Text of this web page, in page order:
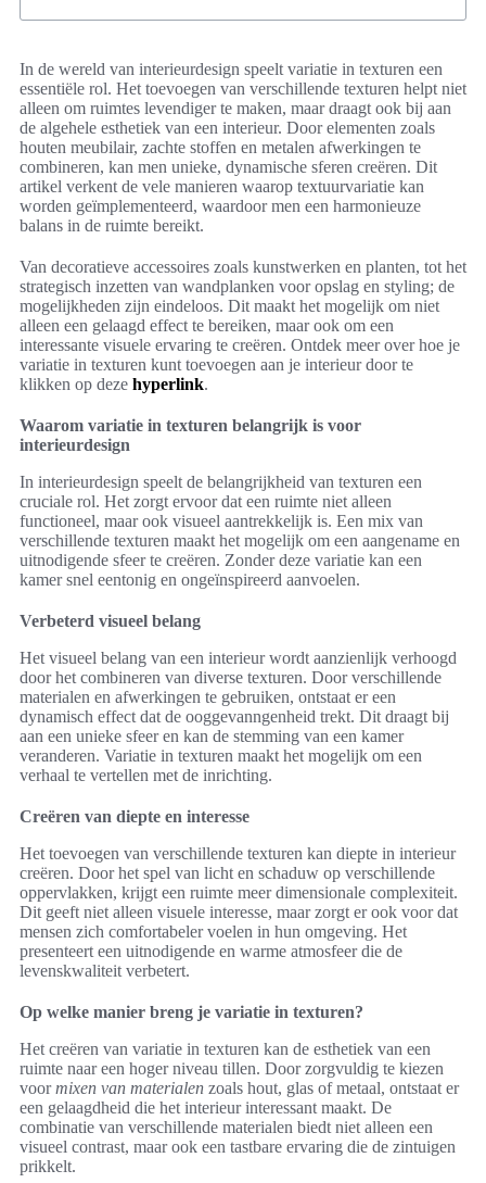
In de wereld van interieurdesign speelt variatie in texturen een
essentiële rol. Het toevoegen van verschillende texturen helpt niet
alleen om ruimtes levendiger te maken, maar draagt ook bij aan
de algehele esthetiek van een interieur. Door elementen zoals
houten meubilair, zachte stoffen en metalen afwerkingen te
combineren, kan men unieke, dynamische sferen creëren. Dit
artikel verkent de vele manieren waarop textuurvariatie kan
worden geïmplementeerd, waardoor men een harmonieuze
balans in de ruimte bereikt.
Van decoratieve accessoires zoals kunstwerken en planten, tot het
strategisch inzetten van wandplanken voor opslag en styling; de
mogelijkheden zijn eindeloos. Dit maakt het mogelijk om niet
alleen een gelaagd effect te bereiken, maar ook om een
interessante visuele ervaring te creëren. Ontdek meer over hoe je
variatie in texturen kunt toevoegen aan je interieur door te
klikken op deze hyperlink.
Waarom variatie in texturen belangrijk is voor
interieurdesign
In interieurdesign speelt de belangrijkheid van texturen een
cruciale rol. Het zorgt ervoor dat een ruimte niet alleen
functioneel, maar ook visueel aantrekkelijk is. Een mix van
verschillende texturen maakt het mogelijk om een aangename en
uitnodigende sfeer te creëren. Zonder deze variatie kan een
kamer snel eentonig en ongeïnspireerd aanvoelen.
Verbeterd visueel belang
Het visueel belang van een interieur wordt aanzienlijk verhoogd
door het combineren van diverse texturen. Door verschillende
materialen en afwerkingen te gebruiken, ontstaat er een
dynamisch effect dat de ooggevanngenheid trekt. Dit draagt bij
aan een unieke sfeer en kan de stemming van een kamer
veranderen. Variatie in texturen maakt het mogelijk om een
verhaal te vertellen met de inrichting.
Creëren van diepte en interesse
Het toevoegen van verschillende texturen kan diepte in interieur
creëren. Door het spel van licht en schaduw op verschillende
oppervlakken, krijgt een ruimte meer dimensionale complexiteit.
Dit geeft niet alleen visuele interesse, maar zorgt er ook voor dat
mensen zich comfortabeler voelen in hun omgeving. Het
presenteert een uitnodigende en warme atmosfeer die de
levenskwaliteit verbetert.
Op welke manier breng je variatie in texturen?
Het creëren van variatie in texturen kan de esthetiek van een
ruimte naar een hoger niveau tillen. Door zorgvuldig te kiezen
voormixen van materialen zoals hout, glas of metaal, ontstaat er
een gelaagdheid die het interieur interessant maakt. De
combinatie van verschillende materialen biedt niet alleen een
visueel contrast, maar ook een tastbare ervaring die de zintuigen
prikkelt.